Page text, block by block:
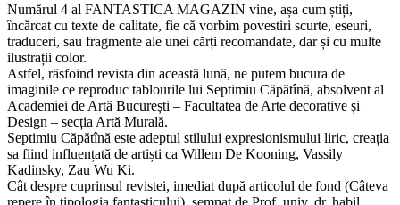
Numărul 4 al FANTASTICA MAGAZIN vine, așa cum știți,
încărcat cu texte de calitate, fie că vorbim povestiri scurte, eseuri,
traduceri, sau fragmente ale unei cărți recomandate, dar și cu multe
ilustrații color.
Astfel, răsfoind revista din această lună, ne putem bucura de
imaginile ce reproduc tablourile lui Septimiu Căpătînă, absolvent al
Academiei de Artă București – Facultatea de Arte decorative și
Design – secția Artă Murală.
Septimiu Căpătînă este adeptul stilului expresionismului liric, creația
sa fiind influențată de artiști ca Willem De Kooning, Vassily
Kadinsky, Zau Wu Ki.
Cât despre cuprinsul revistei, imediat după articolul de fond (Câteva
repere în tipologia fantasticului), semnat de Prof. univ. dr. habil.